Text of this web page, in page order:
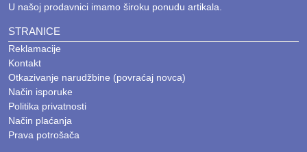
U našoj prodavnici imamo široku ponudu artikala.
STRANICE
Reklamacije
Kontakt
Otkazivanje narudžbine (povraćaj novca)
Način isporuke
Politika privatnosti
Način plaćanja
Prava potrošača